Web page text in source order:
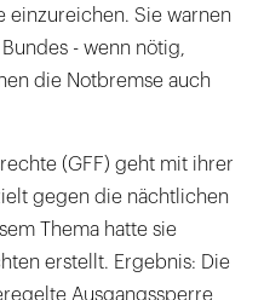
einzureichen. Sie warnen
- wenn nötig,
die Notbremse auch
(GFF) geht mit ihrer
gegen die nächtlichen
Thema hatte sie
erstellt. Ergebnis: Die
Ausgangssperre